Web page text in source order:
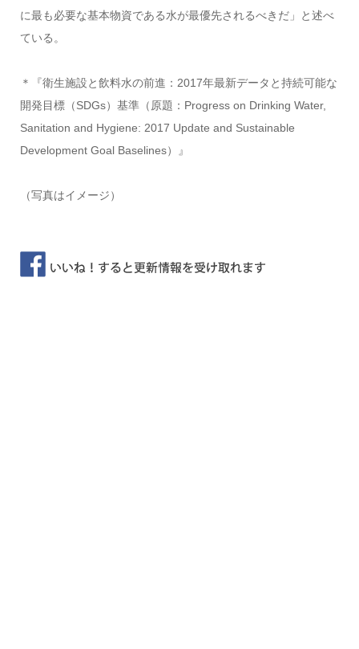
に最も必要な基本物資である水が最優先されるべきだ」と述べ
ている。
＊『衛生施設と飲料水の前進：2017年最新データと持続可能な
開発目標（SDGs）基準（原題：Progress on Drinking Water,
Sanitation and Hygiene: 2017 Update and Sustainable
Development Goal Baselines）』
（写真はイメージ）